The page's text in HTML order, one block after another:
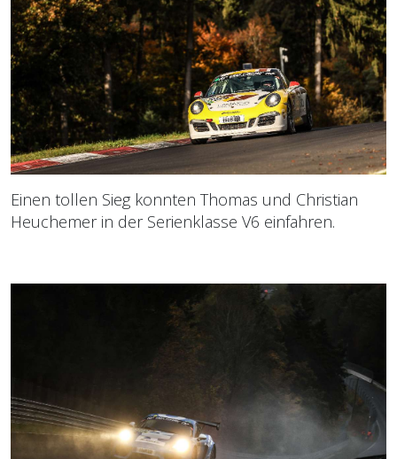
Einen tollen Sieg konnten Thomas und Christian
Heuchemer in der Serienklasse V6 einfahren.